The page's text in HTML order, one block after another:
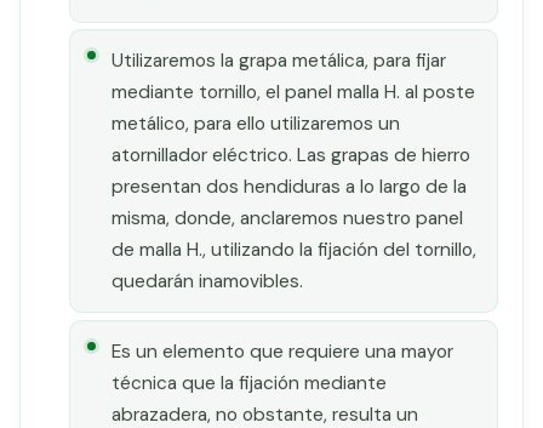
Utilizaremos la grapa metálica, para fijar
mediante tornillo, el panel malla H. al poste
metálico, para ello utilizaremos un
atornillador eléctrico. Las grapas de hierro
presentan dos hendiduras a lo largo de la
misma, donde, anclaremos nuestro panel
de malla H., utilizando la fijación del tornillo,
quedarán inamovibles.
Es un elemento que requiere una mayor
técnica que la fijación mediante
abrazadera, no obstante, resulta un